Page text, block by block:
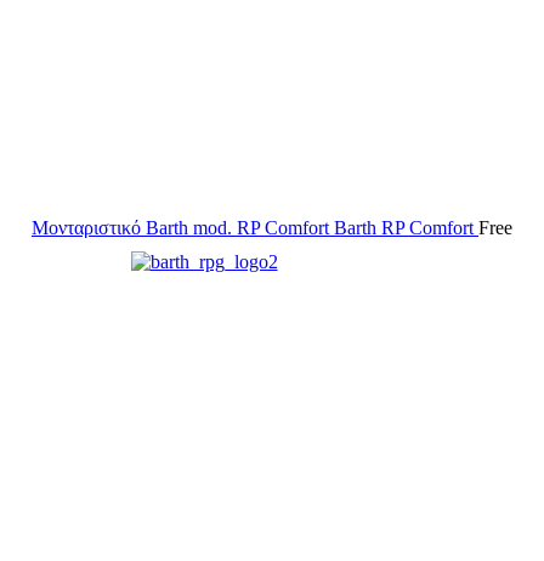
Μονταριστικό Barth mod. RP Comfort Barth RP Comfort Free